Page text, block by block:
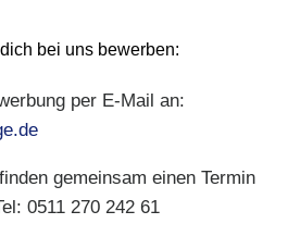
bei uns bewerben:
per E-Mail an:
gemeinsam einen Termin
0511 270 242 61